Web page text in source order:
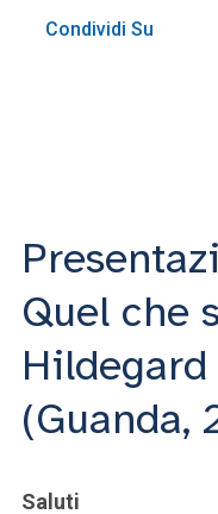
Condividi Su
Quel che
Hildegard
(Guanda,
Saluti